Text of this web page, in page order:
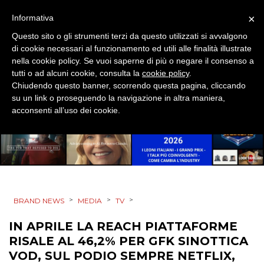
PRODOTTI
PUNTI VENDITA
CSR
STRATEGIE
CINEMA
ESTERNA
BRAND NEWS > MEDIA > TV >
IN APRILE LA REACH PIATTAFORME
RISALE AL 46,2% PER GFK SINOTTICA
VOD, SUL PODIO SEMPRE NETFLIX,
×
Informativa
Questo sito o gli strumenti terzi da questo utilizzati si avvalgono
di cookie necessari al funzionamento ed utili alle finalità illustrate
nella cookie policy. Se vuoi saperne di più o negare il consenso a
tutti o ad alcuni cookie, consulta la cookie policy.
Chiudendo questo banner, scorrendo questa pagina, cliccando
su un link o proseguendo la navigazione in altra maniera,
acconsenti all’uso dei cookie.